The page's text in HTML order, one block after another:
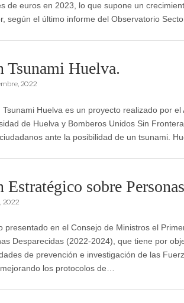
de euros en 2023, lo que supone un
según el último informe del Observatorio
Tsunami Huelva.
2022
Tsunami Huelva es un proyecto realizado por
de Huelva y Bomberos Unidos Sin
ante la posibilidad de un tsunami.
Estratégico sobre
2022
presentado en el Consejo de Ministros el
Desparecidas (2022-2024), que tiene por
de prevención e investigación de las
los protocolos de…